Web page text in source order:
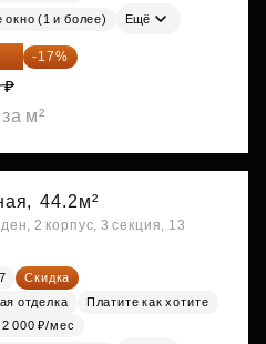
(1 и более) Ещё
₽ -17%
₽
м²
44.2м²
2 корпус, 3 секция, 13
Скидка
отделка
Платите как хотите
2 000 ₽/мес